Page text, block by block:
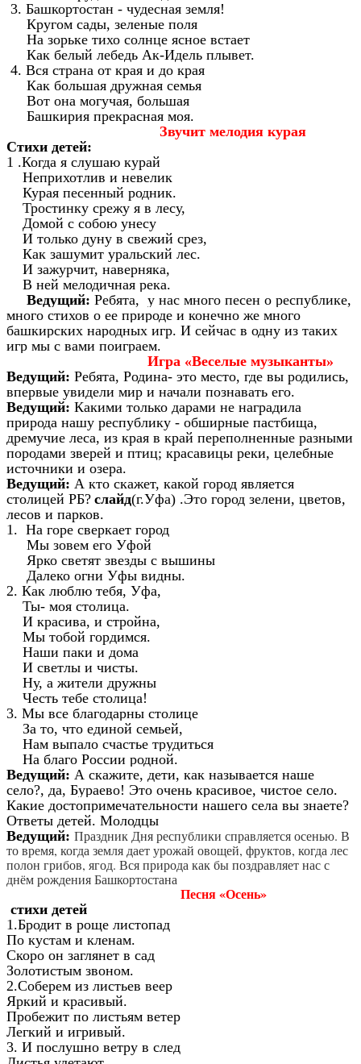
3. Башкортостан - чудесная земля!
Кругом сады, зеленые поля
На зорьке тихо солнце ясное встает
Как белый лебедь Ак-Идель плывет.
4. Вся страна от края и до края
Как большая дружная семья
Вот она могучая, большая
Башкирия прекрасная моя.
Звучит мелодия курая
Стихи детей:
1 .Когда я слушаю курай
Неприхотлив и невелик
Курая песенный родник.
Тростинку срежу я в лесу,
Домой с собою унесу
И только дуну в свежий срез,
Как зашумит уральский лес.
И зажурчит, наверняка,
В ней мелодичная река.
Ведущий: Ребята, у нас много песен о республике,
много стихов о ее природе и конечно же много
башкирских народных игр. И сейчас в одну из таких
игр мы с вами поиграем.
Игра «Веселые музыканты»
Ведущий: Ребята, Родина- это место, где вы родились,
впервые увидели мир и начали познавать его.
Ведущий: Какими только дарами не наградила
природа нашу республику - обширные пастбища,
дремучие леса, из края в край переполненные разными
породами зверей и птиц; красавицы реки, целебные
источники и озера.
Ведущий: А кто скажет, какой город является
столицей РБ? слайд(г.Уфа) .Это город зелени, цветов,
лесов и парков.
1. На горе сверкает город
Мы зовем его Уфой
Ярко светят звезды с вышины
Далеко огни Уфы видны.
2. Как люблю тебя, Уфа,
Ты- моя столица.
И красива, и стройна,
Мы тобой гордимся.
Наши паки и дома
И светлы и чисты.
Ну, а жители дружны
Честь тебе столица!
3. Мы все благодарны столице
За то, что единой семьей,
Нам выпало счастье трудиться
На благо России родной.
Ведущий: А скажите, дети, как называется наше
село?, да, Бураево! Это очень красивое, чистое село.
Какие достопримечательности нашего села вы знаете?
Ответы детей. Молодцы
Ведущий: Праздник Дня республики справляется осенью. В
то время, когда земля дает урожай овощей, фруктов, когда лес
полон грибов, ягод. Вся природа как бы поздравляет нас с
днём рождения Башкортостана
Песня «Осень»
стихи детей
1.Бродит в роще листопад
По кустам и кленам.
Скоро он заглянет в сад
Золотистым звоном.
2.Соберем из листьев веер
Яркий и красивый.
Пробежит по листьям ветер
Легкий и игривый.
3. И послушно ветру в след